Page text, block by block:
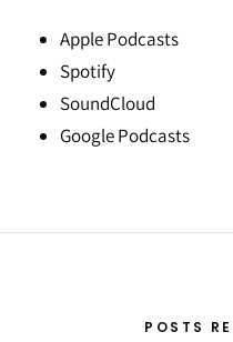
Apple Podcasts
Spotify
SoundCloud
Google Podcasts
POSTS